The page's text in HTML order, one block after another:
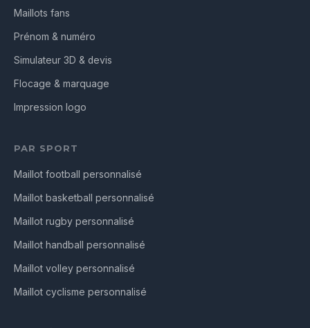
Maillots fans
Prénom & numéro
Simulateur 3D & devis
Flocage & marquage
Impression logo
PAR SPORT
Maillot football personnalisé
Maillot basketball personnalisé
Maillot rugby personnalisé
Maillot handball personnalisé
Maillot volley personnalisé
Maillot cyclisme personnalisé